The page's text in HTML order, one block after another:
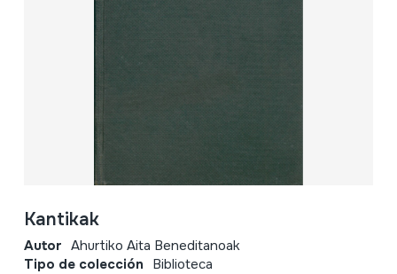
Kantikak
Autor Ahurtiko Aita Beneditanoak
Tipo de colección Biblioteca